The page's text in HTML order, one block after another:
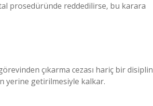
prosedüründe reddedilirse, bu karara
çıkarma cezası hariç bir disiplin
yerine getirilmesiyle kalkar.